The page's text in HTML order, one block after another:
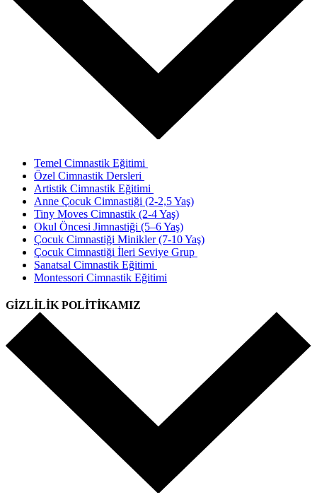
Temel Cimnastik Eğitimi
Özel Cimnastik Dersleri
Artistik Cimnastik Eğitimi
Anne Çocuk Cimnastiği (2-2,5 Yaş)
Tiny Moves Cimnastik (2-4 Yaş)
Okul Öncesi Jimnastiği (5–6 Yaş)
Çocuk Cimnastiği Minikler (7-10 Yaş)
Çocuk Cimnastiği İleri Seviye Grup
Sanatsal Cimnastik Eğitimi
Montessori Cimnastik Eğitimi
GİZLİLİK POLİTİKAMIZ